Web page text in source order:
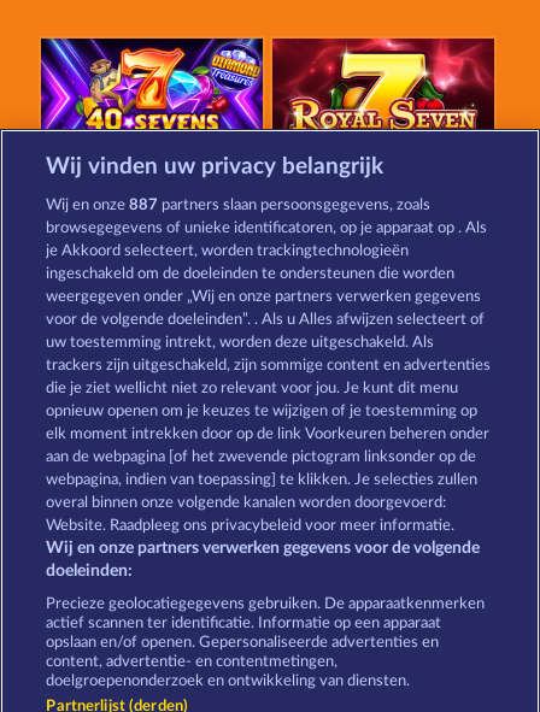
40 Sevens Diamond Treasures Royal Seven
40 Sevens 3 Golden Cherries
Algemene voorwaarden Privacyverklaring
Colofon Bedrijf FAQ
Partnerprogramma Facebook
Terugbetalingsverzoek indienen
Wij vinden uw privacy belangrijk
Wij en onze887 partners slaan persoonsgegevens, zoals
browsegegevens of unieke identificatoren, op je apparaat op . Als
je Akkoord selecteert, worden trackingtechnologieën
ingeschakeld om de doeleinden te ondersteunen die worden
weergegeven onder „Wij en onze partners verwerken gegevens
voor de volgende doeleinden”. . Als u Alles afwijzen selecteert of
uw toestemming intrekt, worden deze uitgeschakeld. Als
trackers zijn uitgeschakeld, zijn sommige content en advertenties
die je ziet wellicht niet zo relevant voor jou. Je kunt dit menu
opnieuw openen om je keuzes te wijzigen of je toestemming op
elk moment intrekken door op de link Voorkeuren beheren onder
aan de webpagina [of het zwevende pictogram linksonder op de
webpagina, indien van toepassing] te klikken. Je selecties zullen
overal binnen onze volgende kanalen worden doorgevoerd:
Website. Raadpleeg ons privacybeleid voor meer informatie.
Wij en onze partners verwerken gegevens voor de volgende
doeleinden:
Precieze geolocatiegegevens gebruiken. De apparaatkenmerken
actief scannen ter identificatie. Informatie op een apparaat
opslaan en/of openen. Gepersonaliseerde advertenties en
content, advertentie- en contentmetingen,
doelgroepenonderzoek en ontwikkeling van diensten.
Partnerlijst (derden)